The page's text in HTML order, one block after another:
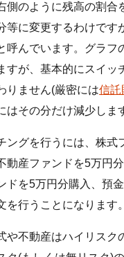
側のように残高の割合
等に変更するわけです
呼んでいます。グラフ
すが、基本的にスイッ
りません(厳密には信託
はその分だけ減少しま
ングを行うには、株式
動産ファンドを5万円
ドを5万円分購入、預
を行うことになります。
や不動産はハイリスク